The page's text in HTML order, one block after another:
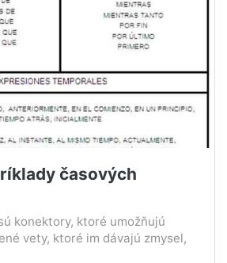
časových
konektory, ktoré umožňujú
vety, ktoré im dávajú zmysel,